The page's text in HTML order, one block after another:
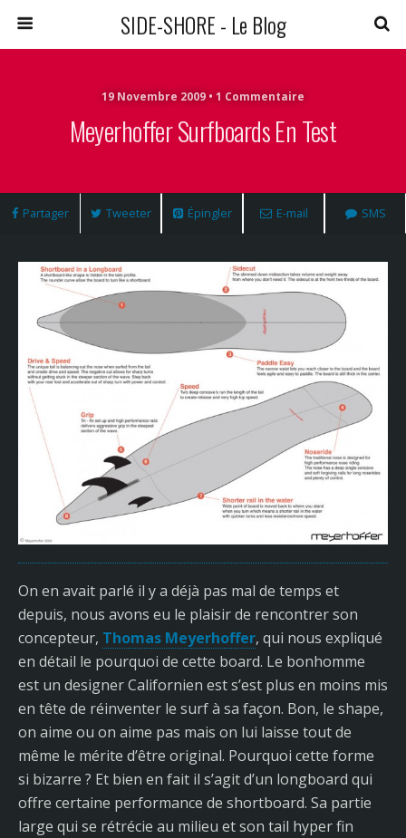
SIDE-SHORE - Le Blog
19 Novembre 2009 • 1 Commentaire
Meyerhoffer Surfboards En Test
Partager Tweeter Épingler E-mail SMS
On en avait parlé il y a déjà pas mal de temps et
depuis, nous avons eu le plaisir de rencontrer son
concepteur, Thomas Meyerhoffer, qui nous expliqué
en détail le pourquoi de cette board. Le bonhomme
est un designer Californien est s’est plus en moins mis
en tête de réinventer le surf à sa façon. Bon, le shape,
on aime ou on aime pas mais on lui laisse tout de
même le mérite d’être original. Pourquoi cette forme
si bizarre ? Et bien en fait il s’agit d’un longboard qui
offre certaine performance de shortboard. Sa partie
large qui se rétrécie au milieu et son tail hyper fin